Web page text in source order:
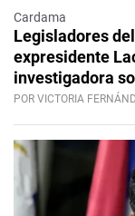
Cardama
Legisladores
expresidente
investigadora
POR VICTORIA